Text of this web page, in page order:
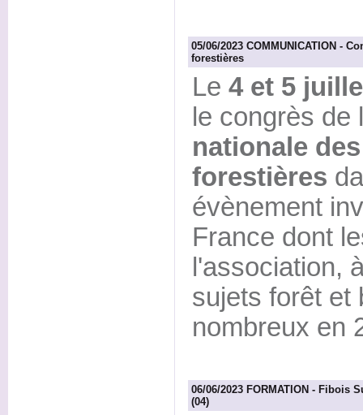
05/06/2023 COMMUNICATION -
forestières
Le 4 et 5
le congrès
nationale
forestières
évènement
France dont
l'association,
sujets forêt et
nombreux en
06/06/2023 FORMATION - Fibois
(04)